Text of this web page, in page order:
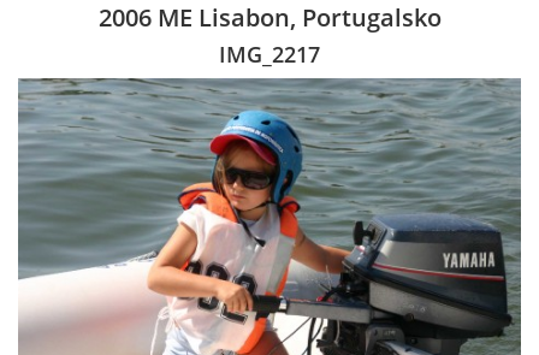
HISTORIE
SOUČASNOST
VIZE BUDOUCNOSTI
2006 ME Lisabon, Portugalsko
IMG_2217